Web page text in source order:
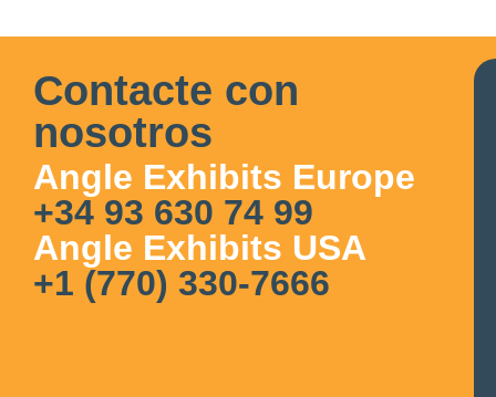
Contacte con
nosotros
Angle Exhibits Europe
+34 93 630 74 99
Angle Exhibits USA
+1 (770) 330-7666